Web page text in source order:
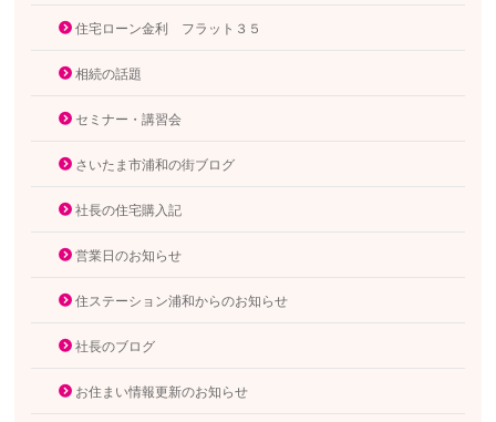
住宅ローン金利 フラット３５
相続の話題
セミナー・講習会
さいたま市浦和の街ブログ
社長の住宅購入記
営業日のお知らせ
住ステーション浦和からのお知らせ
社長のブログ
お住まい情報更新のお知らせ